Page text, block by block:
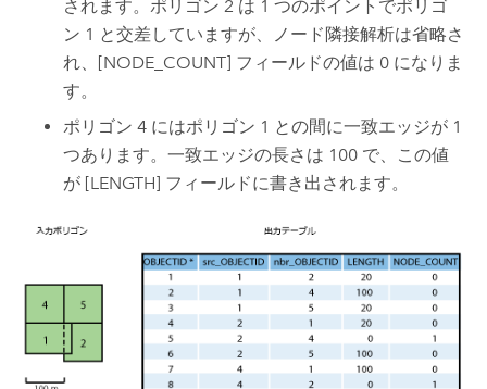
されます。ポリゴン 2 は 1 つのポイントでポリゴ
ン 1 と交差していますが、ノード隣接解析は省略さ
れ、[NODE_COUNT] フィールドの値は 0 になりま
す。
ポリゴン 4 にはポリゴン 1 との間に一致エッジが 1
つあります。一致エッジの長さは 100 で、この値
が [LENGTH] フィールドに書き出されます。